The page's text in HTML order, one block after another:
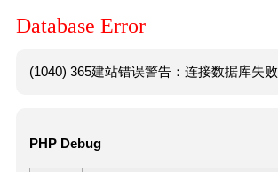
Database Error
(1040) 365建站错误警告：连接数据库失
PHP Debug